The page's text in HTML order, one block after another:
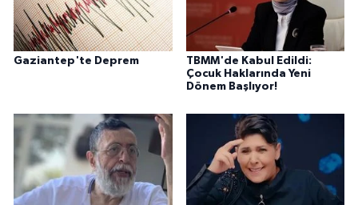
Gaziantep'te Deprem
TBMM'de Kabul Edildi:
Çocuk Haklarında Yeni
Dönem Başlıyor!